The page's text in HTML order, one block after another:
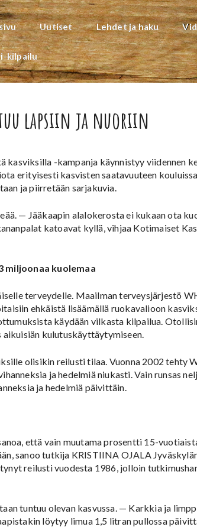
Uutiset Lehdet ja haku
kilpailu
lapsiin ja nuoriin
kasviksilla -kampanja käynnistyy viidennen
erityisesti kasvisten saatavuuteen
ja piirretään sarjakuvia.
— Jääkaapin alalokerosta ei kukaan ota
katoavat kyllä, vihjaa Kotimaiset
miljoonaa kuolemaa
terveydelle. Maailman terveysjärjestö
ehkäistä lisäämällä ruokavalioon
käydään vilkasta kilpailua.
kulutuskäyttäytymiseen.
olisikin reilusti tilaa. Vuonna 2002 tehty
ja hedelmiä niukasti. Vain runsas
ja hedelmiä päivittäin.
että vain muutama prosentti 15-
sanoo tutkija KRISTIINA OJALA
reilusti vuodesta 1986, jolloin
tuntuu olevan kasvussa. — Karkkia ja
löytyy limua 1,5 litran pullossa